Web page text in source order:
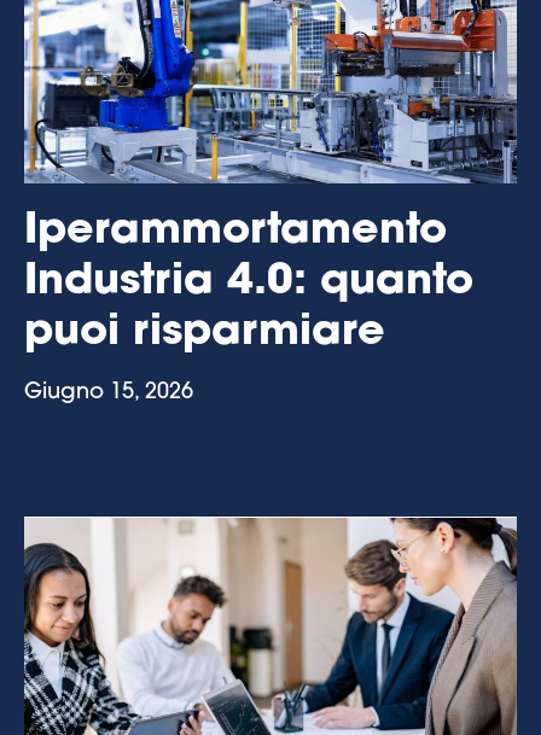
Iperammortamento
Industria 4.0: quanto
puoi risparmiare
Giugno 15, 2026